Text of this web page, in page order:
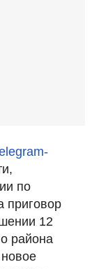
по
приговор
12
района